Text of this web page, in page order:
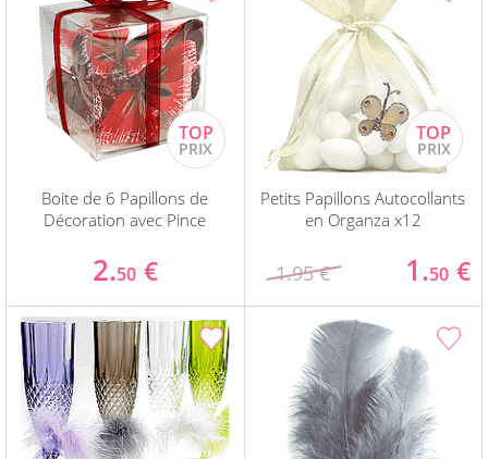
Boite de 6 Papillons de
Décoration avec Pince
2.50 €
Petits Papillons Autocollants
en Organza x12
1.95 € 1.50 €